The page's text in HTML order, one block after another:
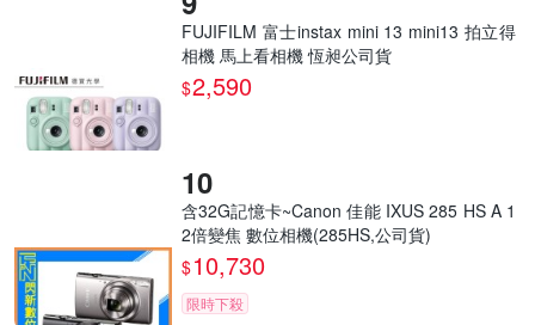
FUJIFILM 富士instax mini 13 mini13 拍立得
相機 馬上看相機 恆昶公司貨
$2,590
含32G記憶卡~Canon 佳能 IXUS 285 HS A 1
2倍變焦 數位相機(285HS,公司貨)
$10,730
限時下殺